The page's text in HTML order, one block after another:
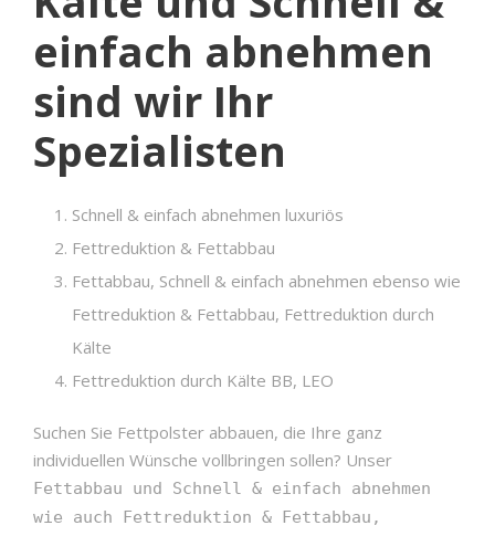
einfach abnehmen
sind wir Ihr
Spezialisten
Schnell & einfach abnehmen luxuriös
Fettreduktion & Fettabbau
Fettabbau, Schnell & einfach abnehmen ebenso wie
Fettreduktion & Fettabbau, Fettreduktion durch
Kälte
Fettreduktion durch Kälte BB, LEO
Suchen Sie Fettpolster abbauen, die Ihre ganz
individuellen Wünsche vollbringen sollen? Unser
Fettabbau und Schnell & einfach abnehmen
wie auch Fettreduktion & Fettabbau,